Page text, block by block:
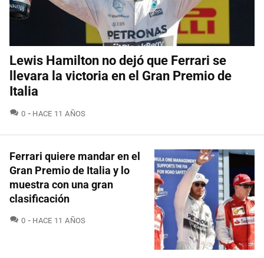
Lewis Hamilton no dejó que Ferrari se
llevara la victoria en el Gran Premio de
Italia
0 COMENTARIOS
HACE 11 AÑOS
Ferrari quiere mandar en el
Gran Premio de Italia y lo
muestra con una gran
clasificación
0 COMENTARIOS
HACE 11 AÑOS